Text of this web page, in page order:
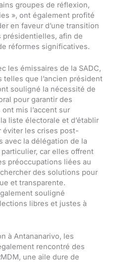
groupes de réflexion,
», ont également profité
en faveur d’une transition
afin de
réformes significatives.
les émissaires de la SADC,
que l’ancien président
souligné la nécessité de
pour garantir des
mis l’accent sur
liste électorale et d’établir
éviter les crises post-
avec la délégation de la
car elles offrent
préoccupations liées au
des solutions pour
et transparente.
souligné
libres et justes à
à Antananarivo, les
rencontré des
une aile dure de